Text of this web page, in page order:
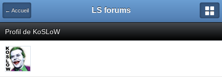
← Accueil LS forums
Profil de KoSLoW